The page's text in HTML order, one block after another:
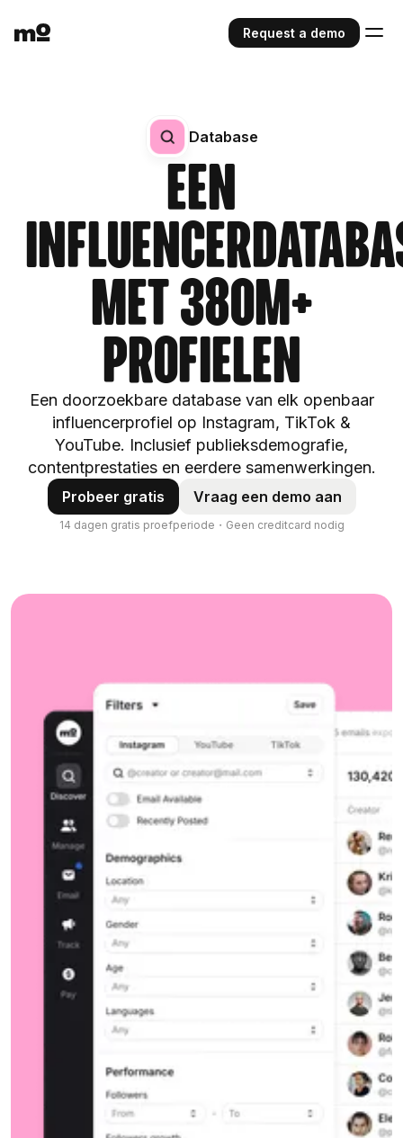
Request a demo
Database
Een
met 380M+
profielen
Een doorzoekbare database van elk openbaar
influencerprofiel op Instagram, TikTok &
YouTube. Inclusief publieksdemografie,
contentprestaties en eerdere samenwerkingen.
Probeer gratis Vraag een demo aan
14 dagen gratis proefperiode・Geen creditcard nodig